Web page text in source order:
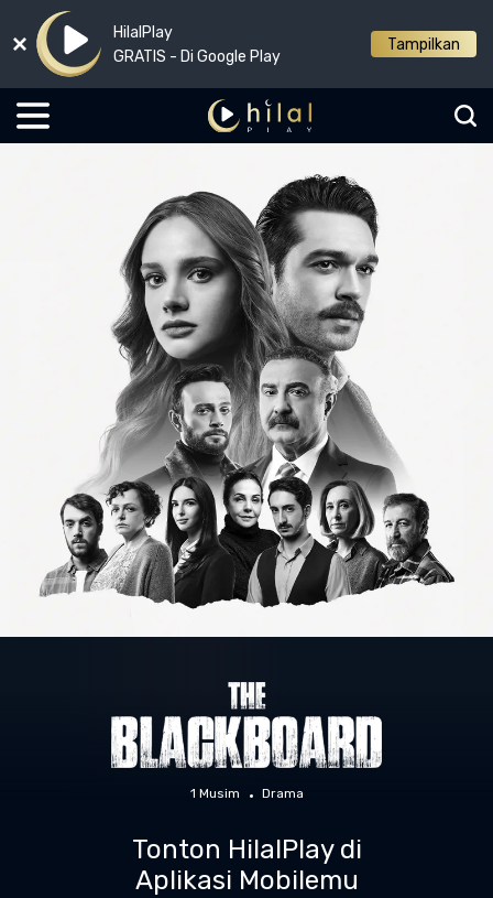
HilalPlay
GRATIS - Di Google Play
Tampilkan
1 Musim Drama
Tonton HilalPlay di
Aplikasi Mobilemu